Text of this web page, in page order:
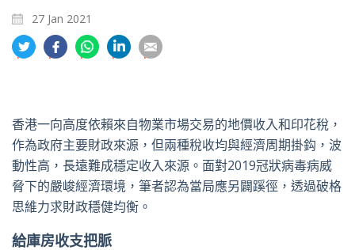
27 Jan 2021
分
享
特
分
享
書
分
享
享
英
享
郵
香港一向高度依賴來自物業市場交易的地價收入和印花稅，
作為政府主要財政來源，但兩種稅收均與經濟周期掛鈎，波
動性高，長遠難成穩定收入來源。面對2019冠狀病毒病威
脅下的嚴峻經濟環境，筆者認為當局應另闢蹊徑，透過破格
思維力求財政穩健均衡。
給庫房收支把脈